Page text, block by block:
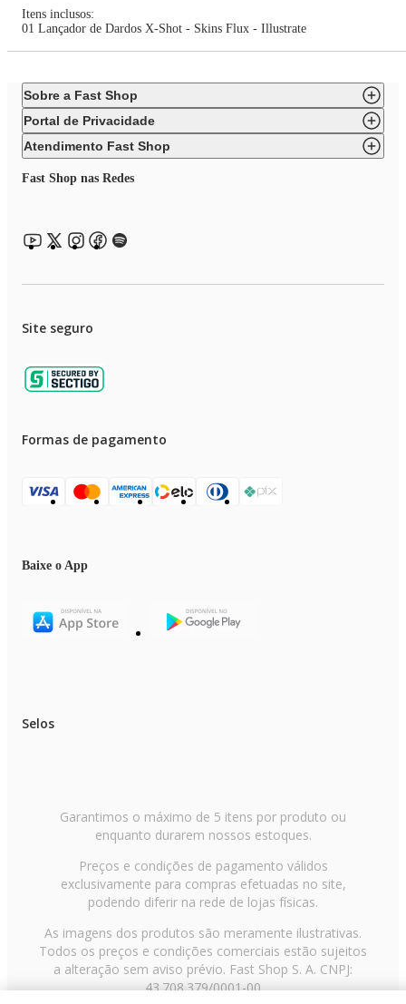
Itens inclusos:
01 Lançador de Dardos X-Shot - Skins Flux - Illustrate
Sobre a Fast Shop
Portal de Privacidade
Atendimento Fast Shop
Fast Shop nas Redes
Site seguro
Formas de pagamento
Baixe o App
Selos
Garantimos o máximo de 5 itens por produto ou
enquanto durarem nossos estoques.
Preços e condições de pagamento válidos
exclusivamente para compras efetuadas no site,
podendo diferir na rede de lojas físicas.
As imagens dos produtos são meramente ilustrativas.
Todos os preços e condições comerciais estão sujeitos
a alteração sem aviso prévio. Fast Shop S. A. CNPJ:
43.708.379/0001-00